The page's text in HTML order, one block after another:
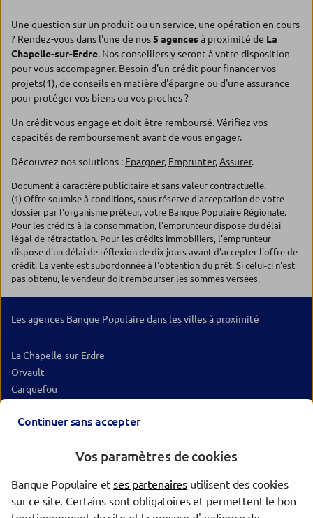
Une question sur un produit ou un service, une opération en cours
? Rendez-vous dans l'une de nos5 agencesà proximité de La
Chapelle-sur-Erdre. Nos conseillers y seront à votre disposition
pour vous accompagner. Besoin d'un crédit pour financer vos
projets(1), de conseils en matière d'épargne ou d'une assurance
pour protéger vos biens ou vos proches ?
Un crédit vous engage et doit être remboursé. Vérifiez vos
capacités de remboursement avant de vous engager.
Découvrez nos solutions : Epargner, Emprunter,Assurer.
Document à caractère publicitaire et sans valeur contractuelle.
(1) Offre soumise à conditions, sous réserve d'acceptation de votre
dossier par l'organisme prêteur, votre Banque Populaire Régionale.
Pour les crédits à la consommation, l'emprunteur dispose du délai
légal de rétractation. Pour les crédits immobiliers, l'emprunteur
dispose d'un délai de réflexion de dix jours avant d'accepter l'offre de
crédit. La vente est subordonnée à l'obtention du prêt. Si celui-ci n'est
pas obtenu, le vendeur doit rembourser les sommes versées.
Les agences Banque Populaire dans les villes à proximité
La Chapelle-sur-Erdre
Orvault
Carquefou
Saint-Herblain
Couëron
Vertou
Continuer sans accepter
Vos paramètres de cookies
Banque Populaire etses partenaires utilisent des cookies
sur ce site. Certains sont obligatoires et permettent le bon